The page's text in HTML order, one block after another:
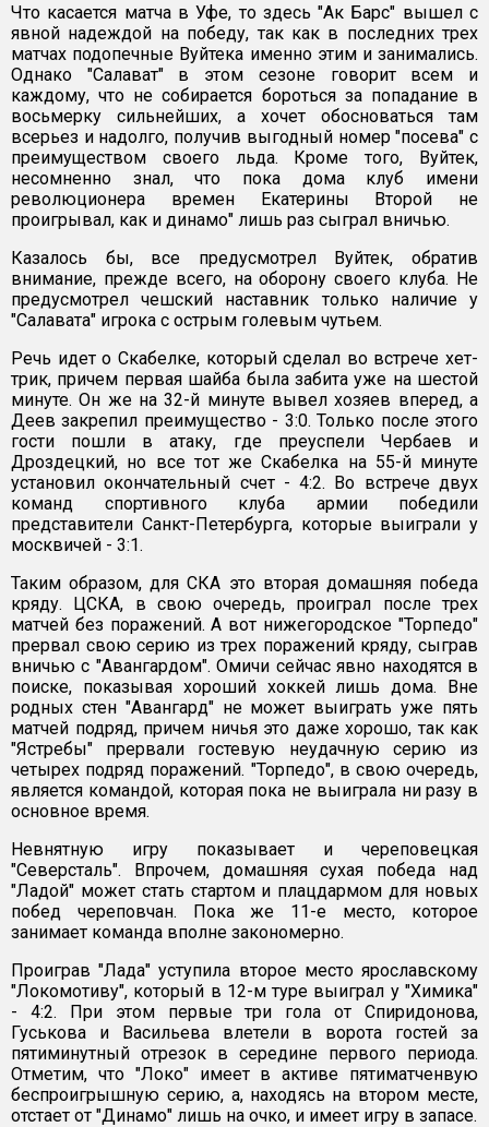
Что касается матча в Уфе, то здесь "Ак Барс" вышел с
явной надеждой на победу, так как в последних трех
матчах подопечные Вуйтека именно этим и занимались.
Однако "Салават" в этом сезоне говорит всем и
каждому, что не собирается бороться за попадание в
восьмерку сильнейших, а хочет обосноваться там
всерьез и надолго, получив выгодный номер "посева" с
преимуществом своего льда. Кроме того, Вуйтек,
несомненно знал, что пока дома клуб имени
революционера времен Екатерины Второй не
проигрывал, как и динамо" лишь раз сыграл вничью.
Казалось бы, все предусмотрел Вуйтек, обратив
внимание, прежде всего, на оборону своего клуба. Не
предусмотрел чешский наставник только наличие у
"Салавата" игрока с острым голевым чутьем.
Речь идет о Скабелке, который сделал во встрече хет-
трик, причем первая шайба была забита уже на шестой
минуте. Он же на 32-й минуте вывел хозяев вперед, а
Деев закрепил преимущество - 3:0. Только после этого
гости пошли в атаку, где преуспели Чербаев и
Дроздецкий, но все тот же Скабелка на 55-й минуте
установил окончательный счет - 4:2. Во встрече двух
команд спортивного клуба армии победили
представители Санкт-Петербурга, которые выиграли у
москвичей - 3:1.
Таким образом, для СКА это вторая домашняя победа
кряду. ЦСКА, в свою очередь, проиграл после трех
матчей без поражений. А вот нижегородское "Торпедо"
прервал свою серию из трех поражений кряду, сыграв
вничью с "Авангардом". Омичи сейчас явно находятся в
поиске, показывая хороший хоккей лишь дома. Вне
родных стен "Авангард" не может выиграть уже пять
матчей подряд, причем ничья это даже хорошо, так как
"Ястребы" прервали гостевую неудачную серию из
четырех подряд поражений. "Торпедо", в свою очередь,
является командой, которая пока не выиграла ни разу в
основное время.
Невнятную игру показывает и череповецкая
"Северсталь". Впрочем, домашняя сухая победа над
"Ладой" может стать стартом и плацдармом для новых
побед череповчан. Пока же 11-е место, которое
занимает команда вполне закономерно.
Проиграв "Лада" уступила второе место ярославскому
"Локомотиву", который в 12-м туре выиграл у "Химика"
- 4:2. При этом первые три гола от Спиридонова,
Гуськова и Васильева влетели в ворота гостей за
пятиминутный отрезок в середине первого периода.
Отметим, что "Локо" имеет в активе пятиматченвую
беспроигрышную серию, а, находясь на втором месте,
отстает от "Динамо" лишь на очко, и имеет игру в запасе.